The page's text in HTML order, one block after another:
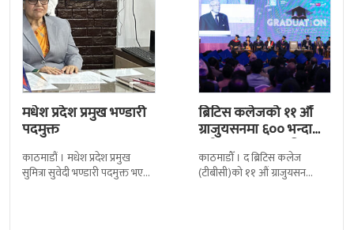
मधेश प्रदेश प्रमुख भण्डारी
पदमुक्त
काठमाडौं । मधेश प्रदेश प्रमुख
सुमित्रा सुवेदी भण्डारी पदमुक्त भएकी
ब्रिटिस कलेजको ११ औँ
ग्राजुयसनमा ६०० भन्दा
बढी ग्राजुयट सम्मानित
काठमाडौँ । द ब्रिटिस कलेज
(टीबीसी)को ११ औं ग्राजुयसन